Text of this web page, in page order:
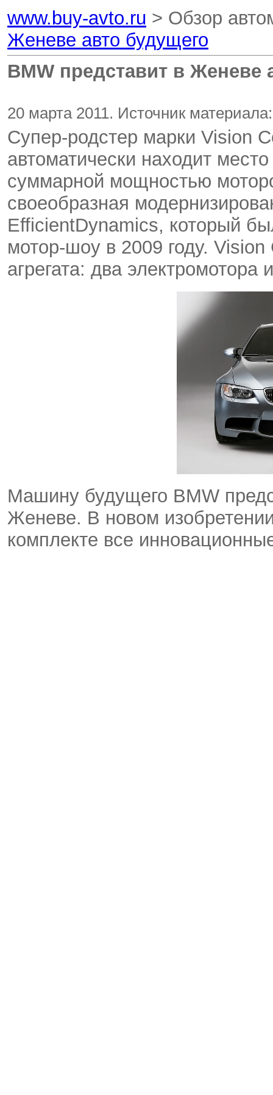
www.buy-avto.ru > Обзор
Женеве авто будущего
BMW представит в Женеве
20 марта 2011. Источник
Супер-родстер марки Vision
автоматически находит
суммарной мощностью
своеобразная
EfficientDynamics, который
мотор-шоу в 2009 году.
агрегата: два электромотора
Машину будущего BMW
Женеве. В новом
комплекте все